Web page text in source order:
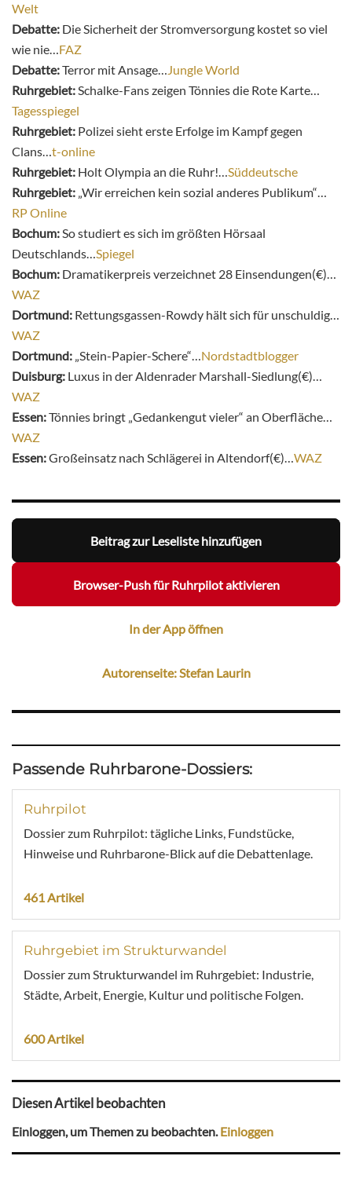
Welt
Debatte: Die Sicherheit der Stromversorgung kostet so viel
wie nie…FAZ
Debatte:Terror mit Ansage…Jungle World
Ruhrgebiet:Schalke-Fans zeigen Tönnies die Rote Karte…
Tagesspiegel
Ruhrgebiet: Polizei sieht erste Erfolge im Kampf gegen
Clans…t-online
Ruhrgebiet: Holt Olympia an die Ruhr!…Süddeutsche
Ruhrgebiet: „Wir erreichen kein sozial anderes Publikum“…
RP Online
Bochum:So studiert es sich im größten Hörsaal
Deutschlands…Spiegel
Bochum: Dramatikerpreis verzeichnet 28 Einsendungen(€)…
WAZ
Dortmund: Rettungsgassen-Rowdy hält sich für unschuldig…
WAZ
Dortmund: „Stein-Papier-Schere“…Nordstadtblogger
Duisburg: Luxus in der Aldenrader Marshall-Siedlung(€)…
WAZ
Essen:Tönnies bringt „Gedankengut vieler“ an Oberfläche…
WAZ
Essen:Großeinsatz nach Schlägerei in Altendorf(€)…WAZ
Beitrag zur Leseliste hinzufügen
Browser-Push für Ruhrpilot aktivieren
In der App öffnen
Autorenseite: Stefan Laurin
Passende Ruhrbarone-Dossiers:
Ruhrpilot
Dossier zum Ruhrpilot: tägliche Links, Fundstücke,
Hinweise und Ruhrbarone-Blick auf die Debattenlage.
461 Artikel
Ruhrgebiet im Strukturwandel
Dossier zum Strukturwandel im Ruhrgebiet: Industrie,
Städte, Arbeit, Energie, Kultur und politische Folgen.
600 Artikel
Diesen Artikel beobachten
Einloggen, um Themen zu beobachten. Einloggen